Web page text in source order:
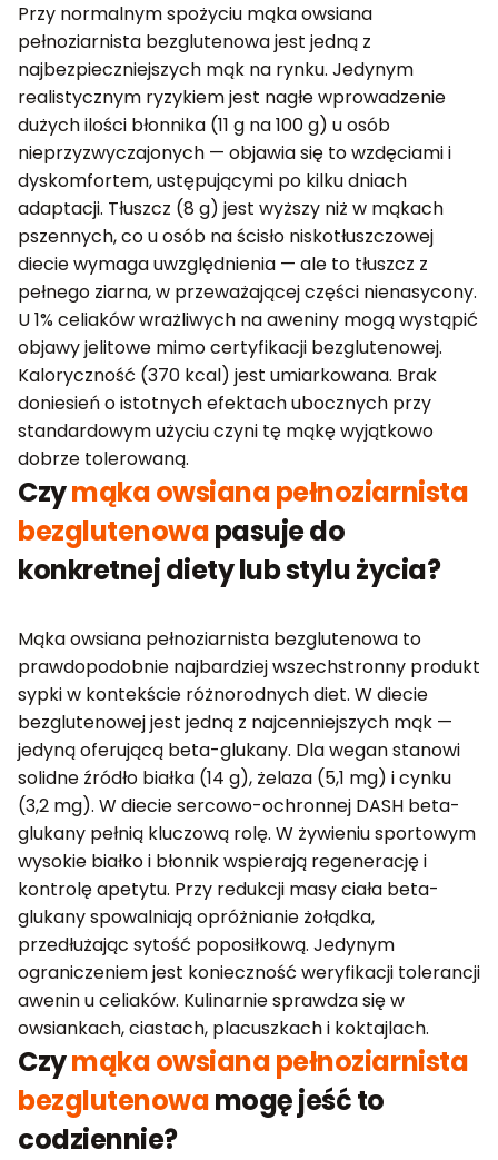
Przy normalnym spożyciu mąka owsiana
pełnoziarnista bezglutenowa jest jedną z
najbezpieczniejszych mąk na rynku. Jedynym
realistycznym ryzykiem jest nagłe wprowadzenie
dużych ilości błonnika (11 g na 100 g) u osób
nieprzyzwyczajonych — objawia się to wzdęciami i
dyskomfortem, ustępującymi po kilku dniach
adaptacji. Tłuszcz (8 g) jest wyższy niż w mąkach
pszennych, co u osób na ścisło niskotłuszczowej
diecie wymaga uwzględnienia — ale to tłuszcz z
pełnego ziarna, w przeważającej części nienasycony.
U 1% celiaków wrażliwych na aweniny mogą wystąpić
objawy jelitowe mimo certyfikacji bezglutenowej.
Kaloryczność (370 kcal) jest umiarkowana. Brak
doniesień o istotnych efektach ubocznych przy
standardowym użyciu czyni tę mąkę wyjątkowo
dobrze tolerowaną.
Czymąka owsiana pełnoziarnista
bezglutenowapasuje do
konkretnej diety lub stylu życia?
Mąka owsiana pełnoziarnista bezglutenowa to
prawdopodobnie najbardziej wszechstronny produkt
sypki w kontekście różnorodnych diet. W diecie
bezglutenowej jest jedną z najcenniejszych mąk —
jedyną oferującą beta-glukany. Dla wegan stanowi
solidne źródło białka (14 g), żelaza (5,1 mg) i cynku
(3,2 mg). W diecie sercowo-ochronnej DASH beta-
glukany pełnią kluczową rolę. W żywieniu sportowym
wysokie białko i błonnik wspierają regenerację i
kontrolę apetytu. Przy redukcji masy ciała beta-
glukany spowalniają opróżnianie żołądka,
przedłużając sytość poposiłkową. Jedynym
ograniczeniem jest konieczność weryfikacji tolerancji
awenin u celiaków. Kulinarnie sprawdza się w
owsiankach, ciastach, placuszkach i koktajlach.
Czymąka owsiana pełnoziarnista
bezglutenowamogę jeść to
codziennie?